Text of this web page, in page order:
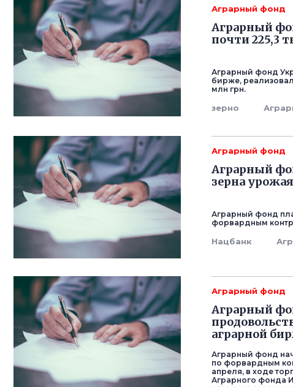
Аграрный фонд
Аграрный
почти 225,3
Аграрный фонд
бирже,
млн грн.
зерно
Аграрный фонд
Аграрный
зерна
Аграрный фонд
форвардным
Нацбанк
Аграрный фонд
Аграрный
аграрной
Аграрный фонд
по форвардным
апреля, в ходе
Аграрного фонда